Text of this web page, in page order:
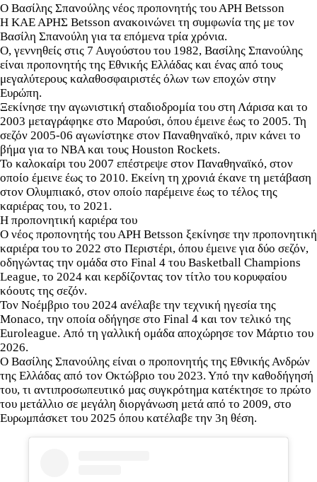
Ο Βασίλης Σπανούλης νέος προπονητής του ΑΡΗ Betsson
Η ΚΑΕ ΑΡΗΣ Betsson ανακοινώνει τη συμφωνία της με τον
Βασίλη Σπανούλη για τα επόμενα τρία χρόνια.
Ο, γεννηθείς στις 7 Αυγούστου του 1982, Βασίλης Σπανούλης
είναι προπονητής της Εθνικής Ελλάδας και ένας από τους
μεγαλύτερους καλαθοσφαιριστές όλων των εποχών στην
Ευρώπη.
Ξεκίνησε την αγωνιστική σταδιοδρομία του στη Λάρισα και το
2003 μεταγράφηκε στο Μαρούσι, όπου έμεινε έως το 2005. Τη
σεζόν 2005-06 αγωνίστηκε στον Παναθηναϊκό, πριν κάνει το
βήμα για το ΝΒΑ και τους Houston Rockets.
Το καλοκαίρι του 2007 επέστρεψε στον Παναθηναϊκό, στον
οποίο έμεινε έως το 2010. Εκείνη τη χρονιά έκανε τη μετάβαση
στον Ολυμπιακό, στον οποίο παρέμεινε έως το τέλος της
καριέρας του, το 2021.
Η προπονητική καριέρα του
Ο νέος προπονητής του ΑΡΗ Betsson ξεκίνησε την προπονητική
καριέρα του το 2022 στο Περιστέρι, όπου έμεινε για δύο σεζόν,
οδηγώντας την ομάδα στο Final 4 του Basketball Champions
League, το 2024 και κερδίζοντας τον τίτλο του κορυφαίου
κόουτς της σεζόν.
Τον Νοέμβριο του 2024 ανέλαβε την τεχνική ηγεσία της
Monaco, την οποία οδήγησε στο Final 4 και τον τελικό της
Euroleague. Από τη γαλλική ομάδα αποχώρησε τον Μάρτιο του
2026.
Ο Βασίλης Σπανούλης είναι ο προπονητής της Εθνικής Ανδρών
της Ελλάδας από τον Οκτώβριο του 2023. Υπό την καθοδήγησή
του, τι αντιπροσωπευτικό μας συγκρότημα κατέκτησε το πρώτο
του μετάλλιο σε μεγάλη διοργάνωση μετά από το 2009, στο
Ευρωμπάσκετ του 2025 όπου κατέλαβε την 3η θέση.